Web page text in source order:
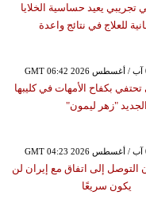
تجريبي يعيد حساسية الخلايا
للعلاج في نتائج واعدة
بكفاح الأمهات في كليبها
الجديد "زهر ليمون"
التوصل إلى اتفاق مع إيران لن
يكون سريعًا